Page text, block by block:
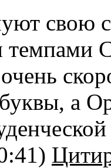
свою
темпами
а